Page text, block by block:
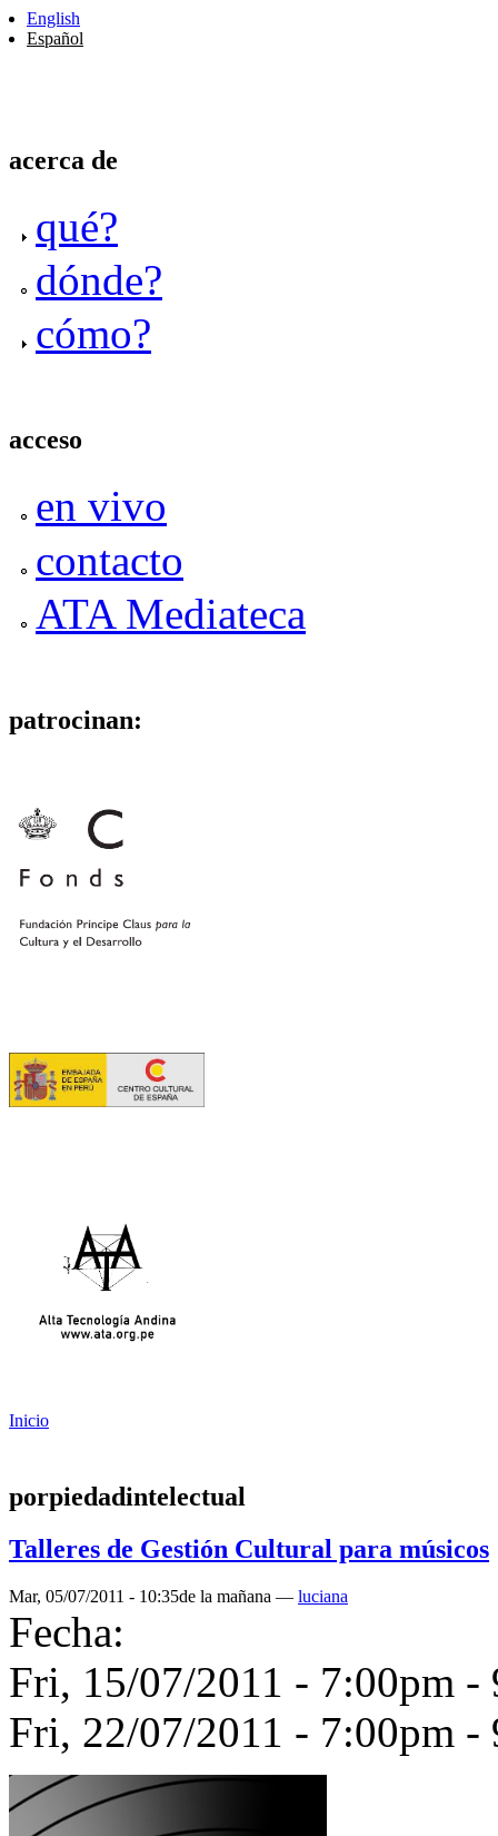
English
Español
acerca de
qué?
dónde?
cómo?
acceso
en vivo
contacto
ATA Mediateca
patrocinan:
Inicio
porpiedadintelectual
Talleres de Gestión Cultural para músicos
Mar, 05/07/2011 - 10:35de la mañana — luciana
Fecha:
Fri, 15/07/2011 - 7:00pm -
Fri, 22/07/2011 - 7:00pm -